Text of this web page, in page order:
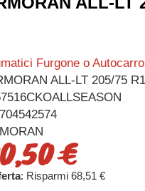
Furgone o Autocarro
ALL-LT 205/75
€
: Risparmi 68,51 €